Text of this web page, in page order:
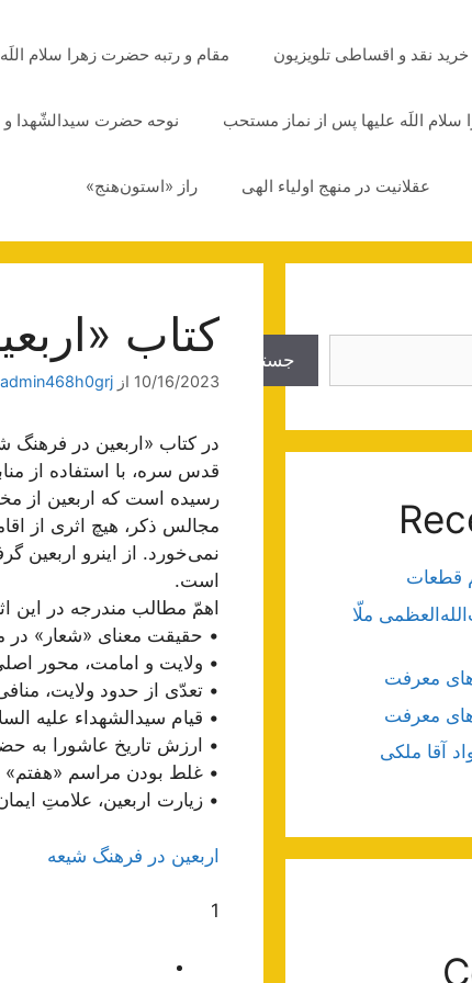
خرید نقد و اقساطی تلویزیون مقام و رتبه حضرت زهرا سلام اللَه
اللَه علیها پس از نماز مستحب نوحه حضرت سیدالشّهدا و
عقلانیت در منهج اولیاء الهی راز «استون‌هنج»
کتاب
10/16/2023 از admin468h0grj
در کتاب «اربعین در
قدس سره، با استفاده از
رسیده است که اربعین از
مجالس ذکر، هیچ اثری از
نمى‌‏خورد. از اینرو
است.
اهمّ مطالب مندرجه در این
• حقیقت معنای «شعار» در
• ولایت و امامت، محور
• تعدّی از حدود ولایت،
• قیام سیدالشهداء علیه
• ارزش تاریخ عاشورا به
• غلط بودن مراسم
• زیارت اربعین، علامتِ
اربعین در فرهنگ شیعه
1
جستجو
قطعات
ملّا
معرفت
معرفت
آقا ملکی